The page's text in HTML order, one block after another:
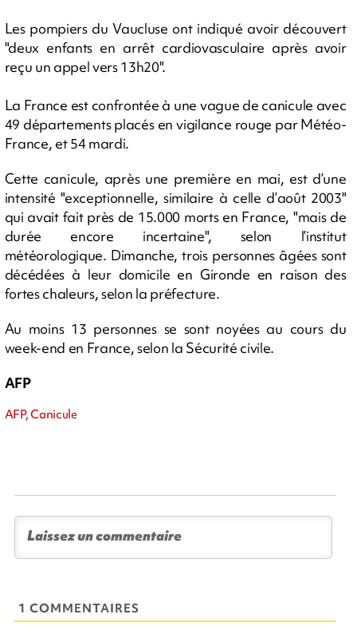
Les pompiers du Vaucluse ont indiqué avoir découvert
"deux enfants en arrêt cardiovasculaire après avoir
reçu un appel vers 13h20".
La France est confrontée à une vague de canicule avec
49 départements placés en vigilance rouge par Météo-
France, et 54 mardi.
Cette canicule, après une première en mai, est d’une
intensité "exceptionnelle, similaire à celle d’août 2003"
qui avait fait près de 15.000 morts en France, "mais de
durée encore incertaine", selon l’institut
météorologique. Dimanche, trois personnes âgées sont
décédées à leur domicile en Gironde en raison des
fortes chaleurs, selon la préfecture.
Au moins 13 personnes se sont noyées au cours du
week-end en France, selon la Sécurité civile.
AFP
AFP, Canicule
1 COMMENTAIRES